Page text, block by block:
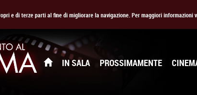
e di terze parti al fine di migliorare la navigazione. Per maggiori informazioni
IN SALA PROSSIMAMENTE